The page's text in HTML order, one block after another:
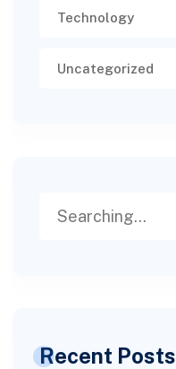
Technology
Uncategorized
Recent Posts